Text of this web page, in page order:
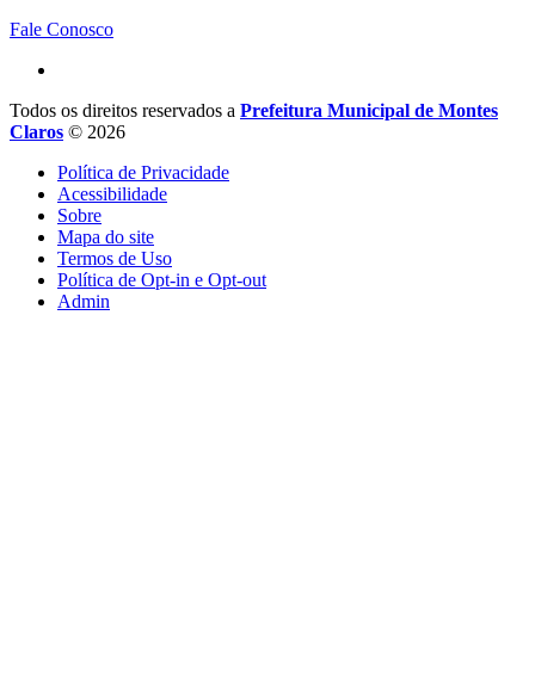
Fale Conosco
Todos os direitos reservados a Prefeitura Municipal de Montes
Claros © 2026
Política de Privacidade
Acessibilidade
Sobre
Mapa do site
Termos de Uso
Política de Opt-in e Opt-out
Admin